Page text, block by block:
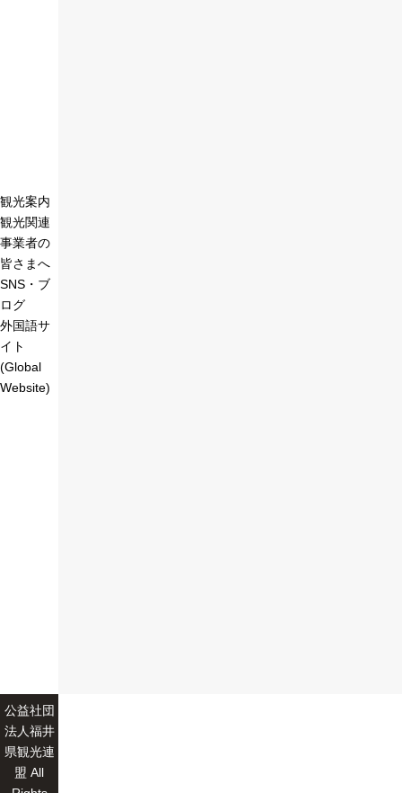
観光案内
観光関連
事業者の
皆さまへ
SNS・ブ
ログ
外国語サ
イト
(Global
Website)
公益社団
法人福井
県観光連
盟 All